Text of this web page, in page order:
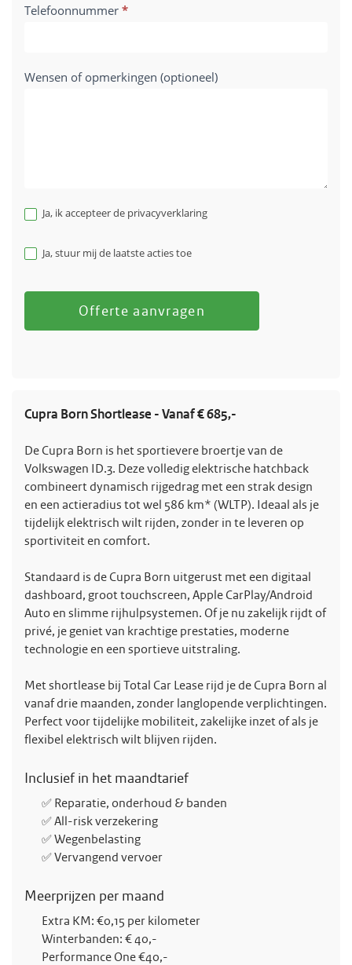
Telefoonnummer *
Wensen of opmerkingen (optioneel)
Ja, ik accepteer de privacyverklaring
Ja, stuur mij de laatste acties toe
Offerte aanvragen
Cupra Born Shortlease - Vanaf € 685,-
De Cupra Born is het sportievere broertje van de
Volkswagen ID.3. Deze volledig elektrische hatchback
combineert dynamisch rijgedrag met een strak design
en een actieradius tot wel 586 km* (WLTP). Ideaal als je
tijdelijk elektrisch wilt rijden, zonder in te leveren op
sportiviteit en comfort.
Standaard is de Cupra Born uitgerust met een digitaal
dashboard, groot touchscreen, Apple CarPlay/Android
Auto en slimme rijhulpsystemen. Of je nu zakelijk rijdt of
privé, je geniet van krachtige prestaties, moderne
technologie en een sportieve uitstraling.
Met shortlease bij Total Car Lease rijd je de Cupra Born al
vanaf drie maanden, zonder langlopende verplichtingen.
Perfect voor tijdelijke mobiliteit, zakelijke inzet of als je
flexibel elektrisch wilt blijven rijden.
Inclusief in het maandtarief
✅ Reparatie, onderhoud & banden
✅ All-risk verzekering
✅ Wegenbelasting
✅ Vervangend vervoer
Meerprijzen per maand
Extra KM: €0,15 per kilometer
Winterbanden: € 40,-
Performance One €40,-